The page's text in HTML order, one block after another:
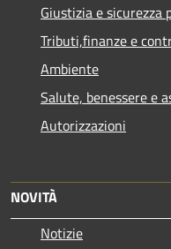
Giustizia e sicurezza
Tributi,finanze e
Ambiente
Salute, benessere e
Autorizzazioni
NOVITÀ
Notizie